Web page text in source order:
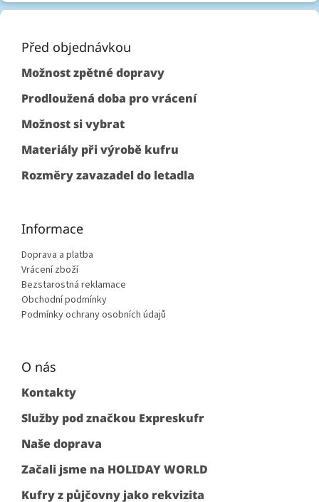
Z
Před objednávkou
Možnost zpětné dopravy
Prodloužená doba pro vrácení
Možnost si vybrat
Materiály při výrobě kufru
Rozměry zavazadel do letadla
Informace
Doprava a platba
Vrácení zboží
Bezstarostná reklamace
Obchodní podmínky
Podmínky ochrany osobních údajů
O nás
Kontakty
Služby pod značkou Expreskufr
Naše doprava
Začali jsme na HOLIDAY WORLD
Kufry z půjčovny jako rekvizita